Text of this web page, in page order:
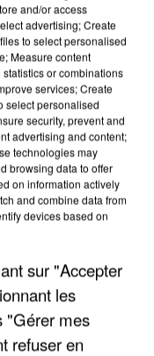
LES REFUGES
and/or access
advertising; Create
to select personalised
Measure content
or combinations
services; Create
select personalised
security, prevent and
advertising and content;
technologies may
browsing data to offer
on information actively
and combine data from
devices based on
sur "Accepter
les
"Gérer mes
refuser en